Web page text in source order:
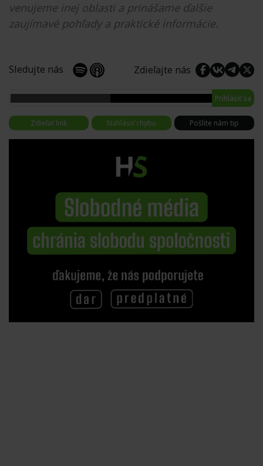
venujeme inej oblasti a prinášame ďalšie
zaujímavé pohľady a praktické informácie.
Sledujte nás Zdieľajte nás
Prihlásiť sa
Zdieľať link Nahlásiť chybu Pošlite nám tip